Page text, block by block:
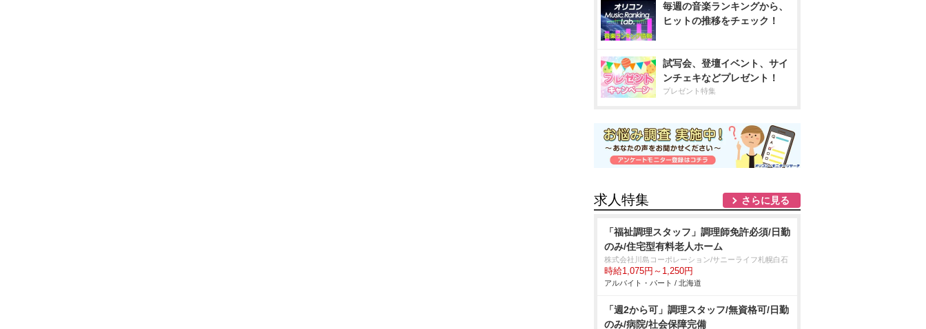
毎週の音楽ランキングから、
ヒットの推移をチェック！
試写会、登壇イベント、サイ
ンチェキなどプレゼント！
プレゼント特集
求人特集 さらに見る
「福祉調理スタッフ」調理師免許必須/日勤
のみ/住宅型有料老人ホーム
株式会社川島コーポレーション/サニーライフ札幌白石
時給1,075円～1,250円
アルバイト・パート / 北海道
「週2から可」調理スタッフ/無資格可/日勤
のみ/病院/社会保障完備